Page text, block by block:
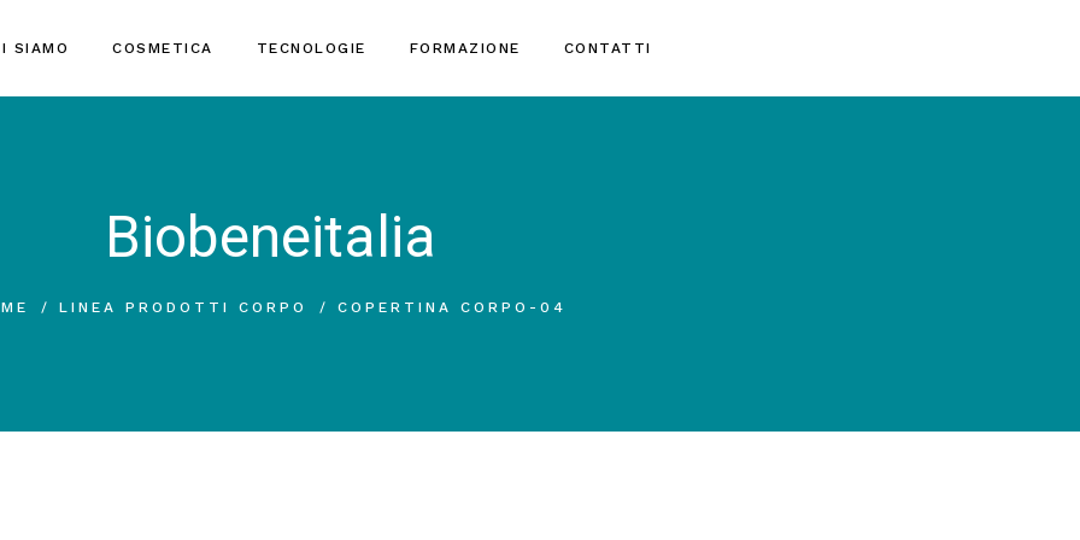
SIAMO COSMETICA TECNOLOGIE FORMAZIONE CONTATTI
Biobeneitalia
LINEA PRODOTTI CORPO COPERTINA CORPO-04